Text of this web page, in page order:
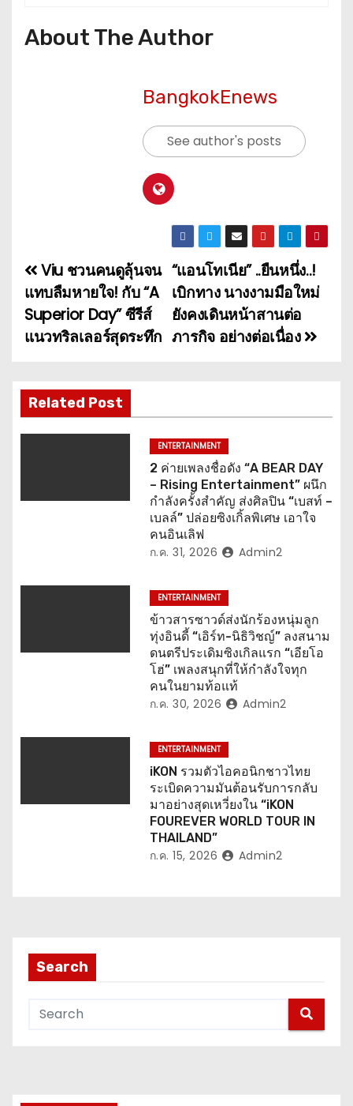
About The Author
BangkokEnews
See author's posts
แ
น
ะ
น
ว
รื่
“แอนโทเนีย” ..ยืนหนึ่ง..!
เบิกทาง นางงามมือใหม่
ยังคงเดินหน้าสานต่อ
ภารกิจ อย่างต่อเนื่อง
Viu ชวนคนดูลุ้นจน
แทบลืมหายใจ! กับ “A
Superior Day” ซีรีส์
แนวทริลเลอร์สุดระทึก
Related Post
ENTERTAINMENT
2 ค่ายเพลงชื่อดัง “A BEAR DAY
– Rising Entertainment” ผนึก
กำลังครั้งสำคัญ ส่งศิลปิน “เบสท์ –
เบลล์” ปล่อยซิงเกิ้ลพิเศษ เอาใจ
คนอินเลิฟ
ก.ค. 31, 2026 Admin2
ENTERTAINMENT
ข้าวสารซาวด์ส่งนักร้องหนุ่มลูก
ทุ่งอินดี้ “เอิร์ท-นิธิวิชญ์” ลงสนาม
ดนตรีประเดิมซิงเกิลแรก “เอียโอ
โฮ่” เพลงสนุกที่ให้กำลังใจทุก
คนในยามท้อแท้
ก.ค. 30, 2026 Admin2
ENTERTAINMENT
iKON รวมตัวไอคอนิกชาวไทย
ระเบิดความมันต้อนรับการกลับ
มาอย่างสุดเหวี่ยงใน “iKON
FOUREVER WORLD TOUR IN
THAILAND”
ก.ค. 15, 2026 Admin2
Search